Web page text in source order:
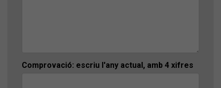
Comprovació: escriu l'any actual, amb 4 xifres